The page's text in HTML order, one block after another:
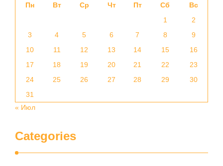
Пн Вт Ср Чт Пт Сб
Вс
1
2
3
4 5 6 7 8
9
10
11 12 13 14 15
16
17
18 19 20 21 22
23
24
25 26 27 28 29
30
31
« Июл
Categories